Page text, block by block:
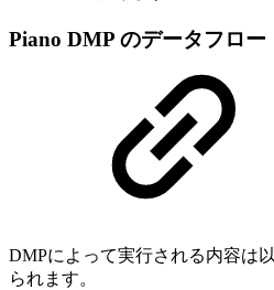
Piano DMP のデータフロー
DMPによって実行される内容は
られます。